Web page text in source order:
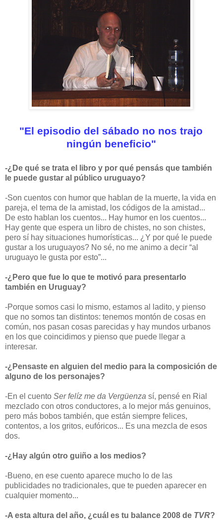
"El episodio del sábado no nos trajo
ningún beneficio"
-¿De qué se trata el libro y por qué pensás que también
le puede gustar al público uruguayo?
-Son cuentos con humor que hablan de la muerte, la vida en
pareja, el tema de la amistad, los códigos de la amistad...
De esto hablan los cuentos... Hay humor en los cuentos...
Hay gente que espera un libro de chistes, no son chistes,
pero sí hay situaciones humorísticas... ¿Y por qué le puede
gustar a los uruguayos? No sé, no me animo a decir “al
uruguayo le gusta por esto”...
-¿Pero que fue lo que te motivó para presentarlo
también en Uruguay?
-Porque somos casi lo mismo, estamos al ladito, y pienso
que no somos tan distintos: tenemos montón de cosas en
común, nos pasan cosas parecidas y hay mundos urbanos
en los que coincidimos y pienso que puede llegar a
interesar.
-¿Pensaste en alguien del medio para la composición de
alguno de los personajes?
-En el cuento Ser felíz me da Vergüenza sí, pensé en Rial
mezclado con otros conductores, a lo mejor más genuinos,
pero más bobos también, que están siempre felices,
contentos, a los gritos, eufóricos... Es una mezcla de esos
dos.
-¿Hay algún otro guiño a los medios?
-Bueno, en ese cuento aparece mucho lo de las
publicidades no tradicionales, que te pueden aparecer en
cualquier momento...
-A esta altura del año, ¿cuál es tu balance 2008 de TVR?